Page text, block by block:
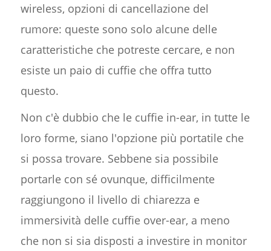
wireless, opzioni di cancellazione del
rumore: queste sono solo alcune delle
caratteristiche che potreste cercare, e non
esiste un paio di cuffie che offra tutto
questo.
Non c'è dubbio che le cuffie in-ear, in tutte le
loro forme, siano l'opzione più portatile che
si possa trovare. Sebbene sia possibile
portarle con sé ovunque, difficilmente
raggiungono il livello di chiarezza e
immersività delle cuffie over-ear, a meno
che non si sia disposti a investire in monitor